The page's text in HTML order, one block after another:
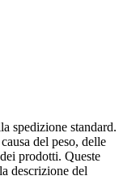
spedizione standard.
del peso, delle
prodotti. Queste
descrizione del